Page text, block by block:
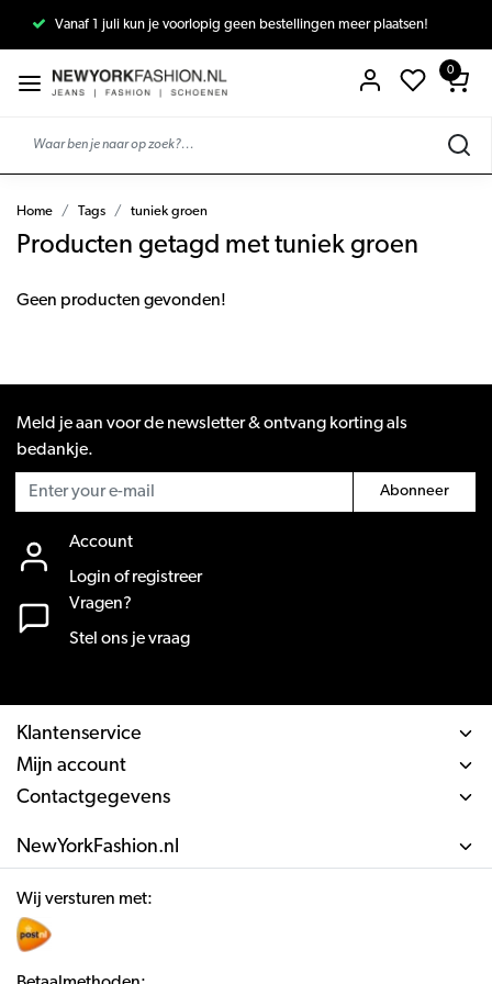
Vanaf 1 juli kun je voorlopig geen bestellingen meer plaatsen!
0
Home Tags tuniek groen
Producten getagd met tuniek groen
Geen producten gevonden!
Meld je aan voor de newsletter & ontvang korting als
bedankje.
Abonneer
Account
Login of registreer
Vragen?
Stel ons je vraag
Klantenservice
Mijn account
Contactgegevens
NewYorkFashion.nl
Wij versturen met: